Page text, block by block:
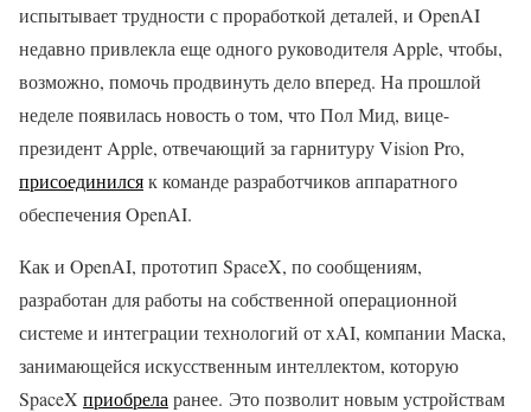
испытывает трудности с проработкой деталей, и OpenAI
недавно привлекла еще одного руководителя Apple, чтобы,
возможно, помочь продвинуть дело вперед. На прошлой
неделе появилась новость о том, что Пол Мид, вице-
президент Apple, отвечающий за гарнитуру Vision Pro,
присоединилсяк команде разработчиков аппаратного
обеспечения OpenAI.
Как и OpenAI, прототип SpaceX, по сообщениям,
разработан для работы на собственной операционной
системе и интеграции технологий от xAI, компании Маска,
занимающейся искусственным интеллектом, которую
SpaceX приобрела ранее. Это позволит новым устройствам